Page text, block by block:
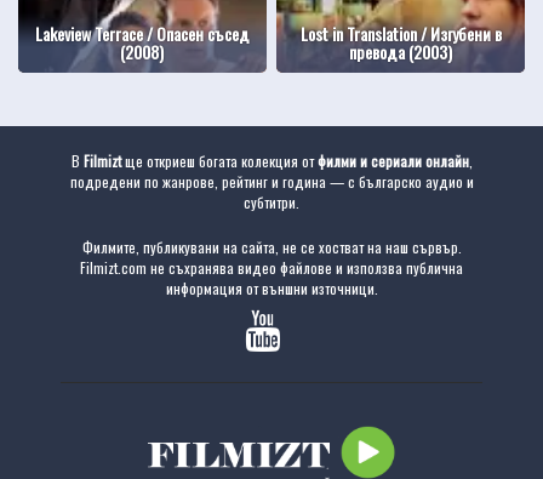
Lakeview Terrace / Опасен съсед
(2008)
Lost in Translation / Изгубени в
превода (2003)
В Filmiztще откриеш богата колекция отфилми и сериали онлайн,
подредени по жанрове, рейтинг и година — с българско аудио и
субтитри.
Филмите, публикувани на сайта, не се хостват на наш сървър.
Filmizt.com не съхранява видео файлове и използва публична
информация от външни източници.